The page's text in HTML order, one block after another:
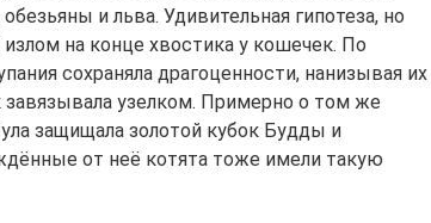
и льва. Удивительная гипотеза, но
на конце хвостика у кошечек. По
сохраняла драгоценности, нанизывая их
узелком. Примерно о том же
защищала золотой кубок Будды и
от неё котята тоже имели такую